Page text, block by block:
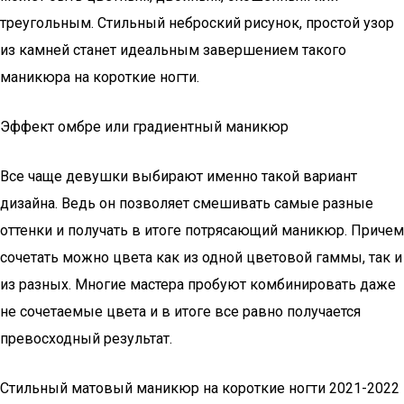
треугольным. Стильный неброский рисунок, простой узор
из камней станет идеальным завершением такого
маникюра на короткие ногти.
Эффект омбре или градиентный маникюр
Все чаще девушки выбирают именно такой вариант
дизайна. Ведь он позволяет смешивать самые разные
оттенки и получать в итоге потрясающий маникюр. Причем
сочетать можно цвета как из одной цветовой гаммы, так и
из разных. Многие мастера пробуют комбинировать даже
не сочетаемые цвета и в итоге все равно получается
превосходный результат.
Стильный матовый маникюр на короткие ногти 2021-2022